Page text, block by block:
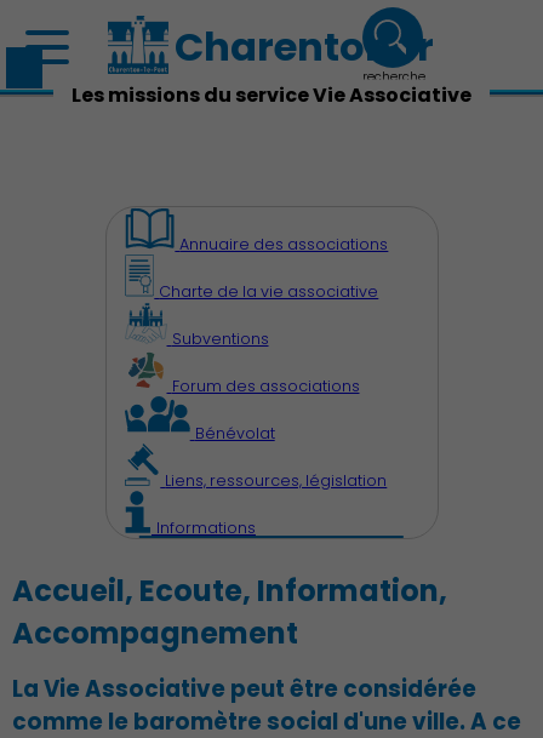
Découvrir Charenton
Charenton.fr
recherche
Les missions du service Vie Associative
Annuaire des associations
Charte de la vie associative
Subventions
Forum des associations
Bénévolat
Liens, ressources, législation
Informations
Accueil, Ecoute, Information,
Accompagnement
La Vie Associative peut être considérée
comme le baromètre social d'une ville. A ce